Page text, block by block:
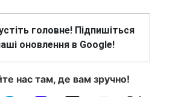
головне! Підпишіться
оновлення в Google!
нас там, де вам зручно!